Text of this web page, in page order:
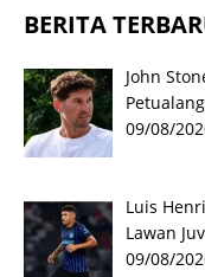
BERITA
John
09/08/
Luis
Lawan
09/08/